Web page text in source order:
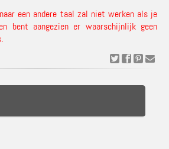
een andere taal zal niet werken als je
bent aangezien er waarschijnlijk geen